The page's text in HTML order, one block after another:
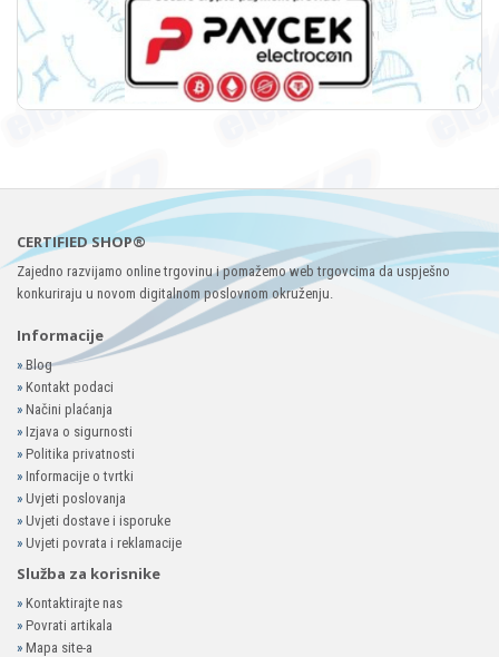
CERTIFIED SHOP®
Zajedno razvijamo online trgovinu i pomažemo web trgovcima da uspješno
konkuriraju u novom digitalnom poslovnom okruženju.
Informacije
»Blog
» Kontakt podaci
» Načini plaćanja
» Izjava o sigurnosti
» Politika privatnosti
» Informacije o tvrtki
» Uvjeti poslovanja
» Uvjeti dostave i isporuke
» Uvjeti povrata i reklamacije
Služba za korisnike
» Kontaktirajte nas
» Povrati artikala
» Mapa site-a